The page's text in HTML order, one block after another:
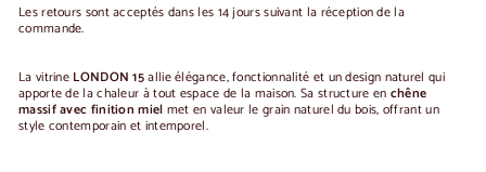
Les retours sont acceptés dans les 14 jours suivant la réception de la
commande.
La vitrine LONDON 15allie élégance, fonctionnalité et un design naturel qui
apporte de la chaleur à tout espace de la maison. Sa structure en chêne
massif avec finition miel met en valeur le grain naturel du bois, offrant un
style contemporain et intemporel.